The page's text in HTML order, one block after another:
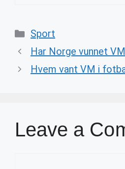
Categories
Sport
Har Norge vunnet
Hvem vant VM i
Leave a